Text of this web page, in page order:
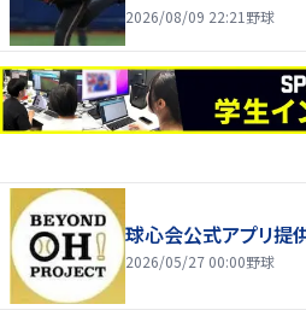
2026/08/09 22:21 野球
球心会公式アプリ提
2026/05/27 00:00野球